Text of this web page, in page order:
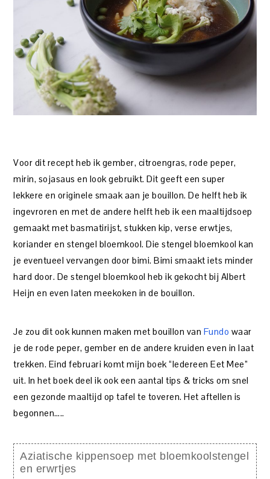
Voor dit recept heb ik gember, citroengras, rode peper,
mirin, sojasaus en look gebruikt. Dit geeft een super
lekkere en originele smaak aan je bouillon. De helft heb ik
ingevroren en met de andere helft heb ik een maaltijdsoep
gemaakt met basmatirijst, stukken kip, verse erwtjes,
koriander en stengel bloemkool. Die stengel bloemkool kan
je eventueel vervangen door bimi. Bimi smaakt iets minder
hard door. De stengel bloemkool heb ik gekocht bij Albert
Heijn en even laten meekoken in de bouillon.
Je zou dit ook kunnen maken met bouillon van Fundo waar
je de rode peper, gember en de andere kruiden even in laat
trekken. Eind februari komt mijn boek “Iedereen Eet Mee”
uit. In het boek deel ik ook een aantal tips & tricks om snel
een gezonde maaltijd op tafel te toveren. Het aftellen is
begonnen…..
Aziatische kippensoep met bloemkoolstengel
en erwrtjes